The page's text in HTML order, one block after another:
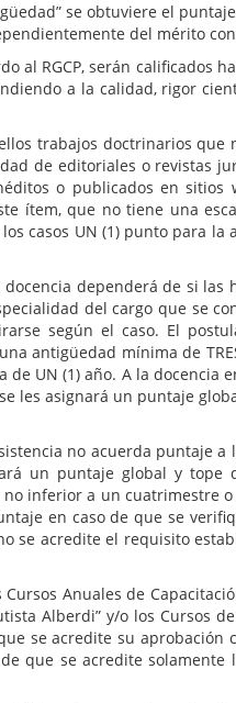
se obtuviere el puntaje
del mérito
serán calificados
a la calidad, rigor
doctrinarios que no
de editoriales o revistas
o publicados en
ítem, que no tiene una
casos UN (1) punto para
dependerá de si las
del cargo que se
según el caso. El
antigüedad mínima de
UN (1) año. A la
les asignará un puntaje
no acuerda puntaje a los
un puntaje global y
inferior a un cuatrimestre
en caso de que se
se acredite el requisito
de Capacitación
Alberdi” y/o los Cursos
se acredite su
que se acredite